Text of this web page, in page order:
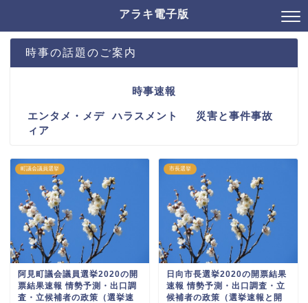
アラキ電子版
時事の話題のご案内
時事速報
エンタメ・メデ
ィア
ハラスメント 災害と事件事故
町議会議員選挙
阿見町議会議員選挙2020の開
票結果速報 情勢予測・出口調
査・立候補者の政策（選挙速
市長選挙
日向市長選挙2020の開票結果
速報 情勢予測・出口調査・立
候補者の政策（選挙速報と開